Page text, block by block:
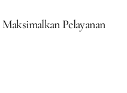
Pelayanan